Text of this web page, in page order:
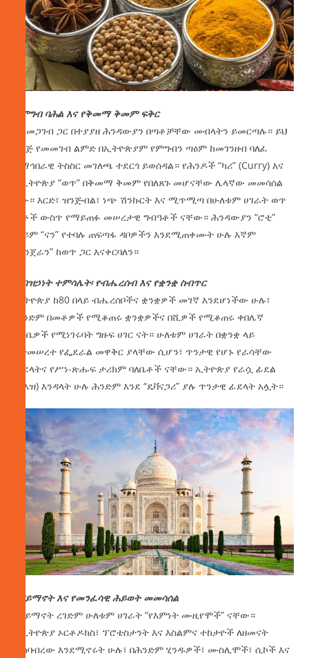
የምግብ ባሕል እና የቅመማ ቅመም ፍቅር
ከአመጋገብ ጋር በተያያዘ ሕንዳውያን በጣቶቻቸው መብላትን ይመርጣሉ። ይህ
በእጅ የመመገብ ልምድ በኢትዮጵያም የምግብን ጣዕም ከመገንዘብ ባለፈ
የማኅበራዊ ትስስር መገለጫ ተደርጎ ይወሰዳል። የሕንዶች “ካሪ” (Curry) እና
የኢትዮጵያ “ወጥ” በቅመማ ቅመም የበለጸጉ መሆናቸው ሌላኛው መመሳሰል
ነው። እርድ፣ ዝንጅብል፣ ነጭ ሽንኩርት እና ሚጥሚጣ በሁለቱም ሀገራት ወጥ
ቤቶች ውስጥ የማይጠፉ መሠረታዊ ግብዓቶች ናቸው። ሕንዳውያን “ሮቲ”
ወይም “ናን” የተባሉ ጠፍጣፋ ዳቦዎችን እንደሚጠቀሙት ሁሉ እኛም
“እንጀራን” ከወጥ ጋር እናቀርባለን።
የብዝኃነት ተምሳሌት፡ የብሔረሰብ እና የቋንቋ ስብጥር
ኢትዮጵያ ከ80 በላይ ብሔረሰቦችና ቋንቋዎች መገኛ እንደሆነችው ሁሉ፣
ሕንድም በመቶዎች የሚቆጠሩ ቋንቋዎችና በሺዎች የሚቆጠሩ ቀበሌኛ
ዘይቤዎች የሚነገሩባት ግዙፍ ሀገር ናት። ሁለቱም ሀገራት በቋንቋ ላይ
የተመሠረተ የፌደራል መዋቅር ያላቸው ሲሆን፣ ጥንታዊ የሆኑ የራሳቸው
ፊደላትና የሥነ-ጽሑፍ ታሪክም ባለቤቶች ናቸው። ኢትዮጵያ የራሷ ፊደል
(ግእዝ) እንዳላት ሁሉ ሕንድም እንደ “ዴቫናጋሪ” ያሉ ጥንታዊ ፊደላት አሏት።
የሃይማኖት እና የመንፈሳዊ ሕይወት መመሳሰል
በሃይማኖት ረገድም ሁለቱም ሀገራት “የእምነት ሙዚየሞች” ናቸው።
በኢትዮጵያ ኦርቶዶክስ፣ ፕሮቴስታንት እና እስልምና ተከታዮች ለዘመናት
ተከባብረው እንደሚኖሩት ሁሉ፣ በሕንድም ሂንዱዎች፣ ሙስሊሞች፣ ሲኮች እና